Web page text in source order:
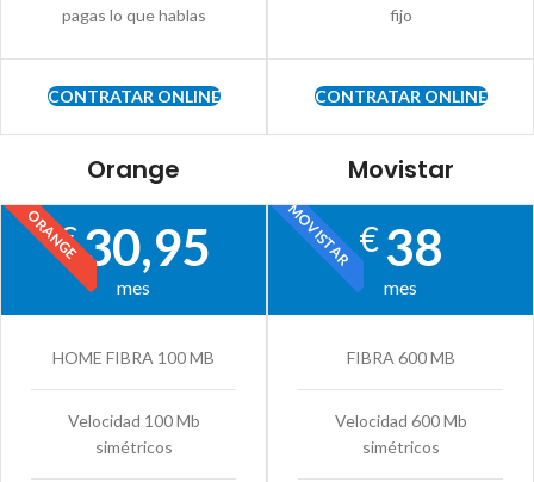
pagas lo que hablas
CONTRATAR ONLINE
fijo
CONTRATAR ONLINE
Orange
ORANGE
€30,95
mes
HOME FIBRA 100 MB
Velocidad 100 Mb
simétricos
Movistar
MOVISTAR€38
mes
FIBRA 600 MB
Velocidad 600 Mb
simétricos